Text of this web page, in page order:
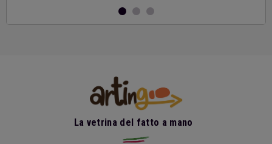
La vetrina del fatto a mano